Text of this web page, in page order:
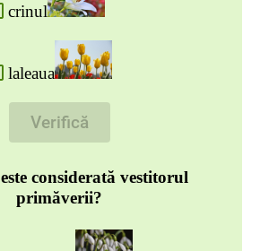
crinul
laleaua
Verifică
considerată vestitorul
primăverii?